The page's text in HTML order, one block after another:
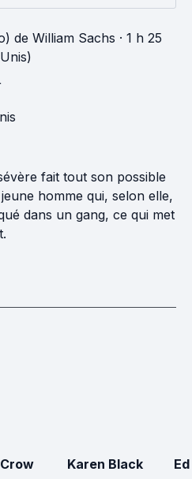
de William Sachs · 1 h 25
fait tout son possible
homme qui, selon elle,
dans un gang, ce qui met
Karen Black